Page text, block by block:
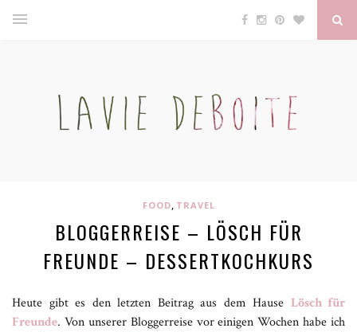
FOOD, TRAVEL
BLOGGERREISE – LÖSCH FÜR
FREUNDE – DESSERTKOCHKURS
Heute gibt es den letzten Beitrag aus dem Hause Lösch für
Freunde. Von unserer Bloggerreise vor einigen Wochen habe ich